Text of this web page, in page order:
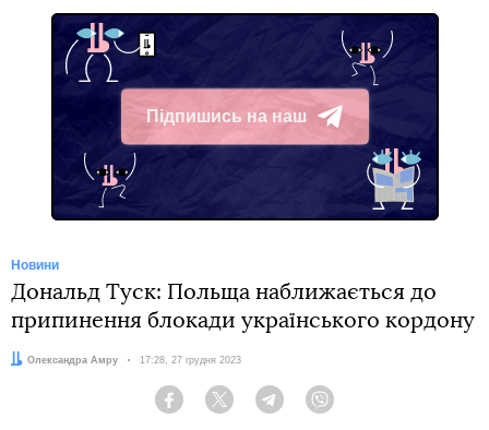
Підпишись на наш
Telegram
Новини
Дональд Туск: Польща наближається до
припинення блокади українського кордону
Автор:
Олександра Амру Дата:
17:28, 27 грудня 2023
Facebook Twitter Telegram